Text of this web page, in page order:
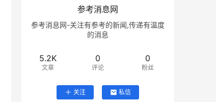
参考消息网
参考消息网-关注有参考的新闻,传递有温度
的消息
5.2K
文章
0
评论
0
粉丝
关注 私信